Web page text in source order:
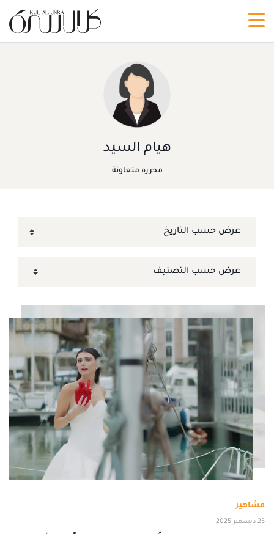
هيام السيد
محررة متعاونة
مشاهير
25 ديسمبر 2025